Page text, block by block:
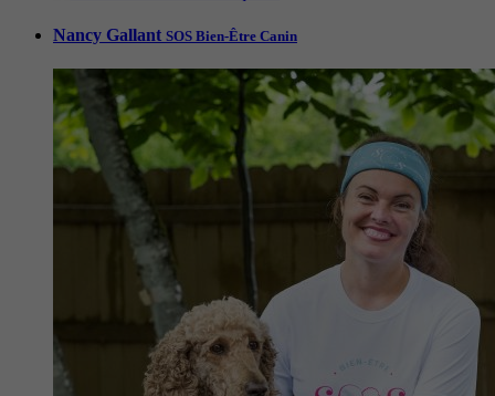
Nancy Gallant SOS Bien-Être Canin